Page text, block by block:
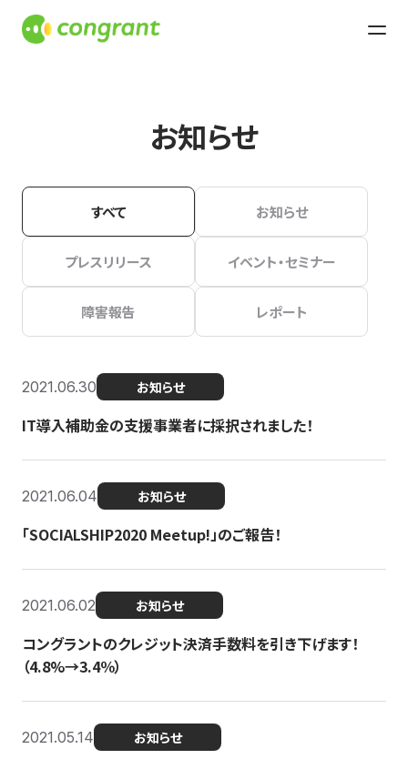
お知らせ
すべて お知らせ
プレスリリース イベント・セミナー
障害報告 レポート
2021.06.30 お知らせ
IT導入補助金の支援事業者に採択されました！
2021.06.04 お知らせ
「SOCIALSHIP2020 Meetup!」のご報告！
2021.06.02 お知らせ
コングラントのクレジット決済手数料を引き下げます！
（4.8%→3.4％）
2021.05.14 お知らせ